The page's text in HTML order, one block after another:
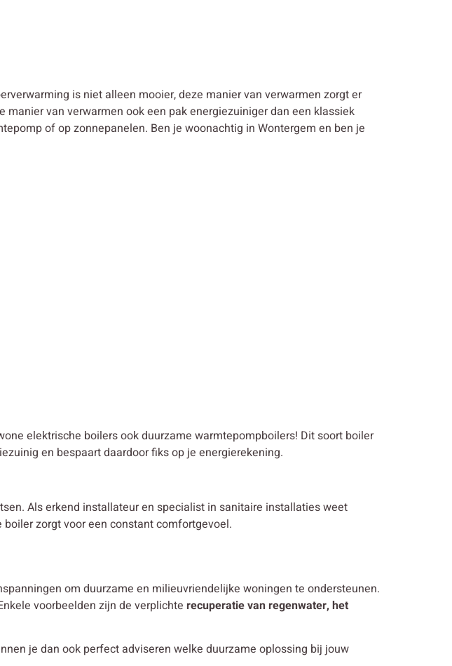
is niet alleen mooier, deze manier van verwarmen zorgt er
van verwarmen ook een pak energiezuiniger dan een klassiek
of op zonnepanelen. Ben je woonachtig in Wontergem en ben je
elektrische boilers ook duurzame warmtepompboilers! Dit soort boiler
en bespaart daardoor fiks op je energierekening.
Als erkend installateur en specialist in sanitaire installaties weet
zorgt voor een constant comfortgevoel.
om duurzame en milieuvriendelijke woningen te ondersteunen.
voorbeelden zijn de verplichte recuperatie van regenwater, het
je dan ook perfect adviseren welke duurzame oplossing bij jouw